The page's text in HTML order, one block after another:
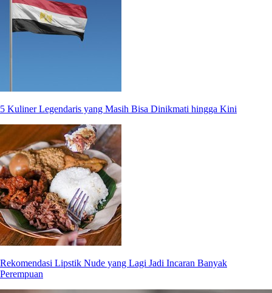
5 Kuliner Legendaris yang Masih Bisa Dinikmati hingga Kini
Rekomendasi Lipstik Nude yang Lagi Jadi Incaran Banyak
Perempuan